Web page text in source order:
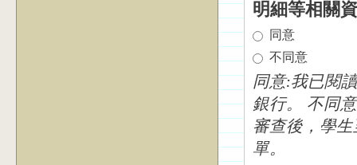
明細等相關
同意
不同意
同意:我已閱
銀行。 不同意:我已閱讀但不同意資料傳輸。於本表單費完成
審查後，學
單。